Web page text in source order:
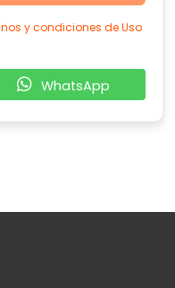
y condiciones de Uso
WhatsApp